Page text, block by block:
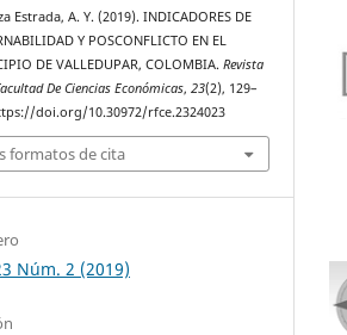
Estrada, A. Y. (2019). INDICADORES DE
Y POSCONFLICTO EN EL
DE VALLEDUPAR, COLOMBIA.Revista
De Ciencias Económicas,23(2), 129–
doi.org/10.30972/rfce.2324023
formatos de cita
Núm. 2 (2019)